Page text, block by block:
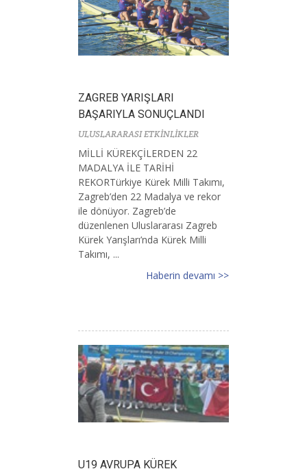
ZAGREB YARIŞLARI
BAŞARIYLA SONUÇLANDI
ULUSLARARASI ETKİNLİKLER
MİLLİ KÜREKÇİLERDEN 22
MADALYA İLE TARİHİ
REKORTürkiye Kürek Milli Takımı,
Zagreb’den 22 Madalya ve rekor
ile dönüyor. Zagreb’de
düzenlenen Uluslararası Zagreb
Kürek Yarışları’nda Kürek Milli
Takımı, ...
Haberin devamı >>
U19 AVRUPA KÜREK